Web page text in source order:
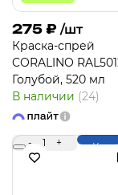
275 ₽ /шт
Краска-спрей
CORALINO
Голубой, 520 мл
В наличии (24)
- 1 +